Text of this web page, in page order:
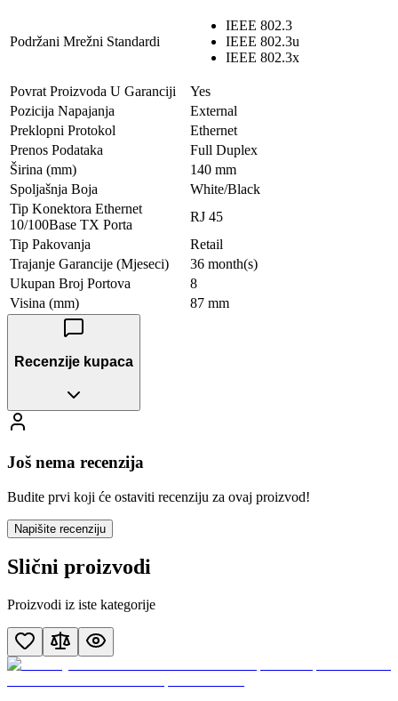
Podržani Mrežni Standardi
IEEE 802.3
IEEE 802.3u
IEEE 802.3x
Povrat Proizvoda U Garanciji
Yes
Pozicija Napajanja
External
Preklopni Protokol
Ethernet
Prenos Podataka
Full Duplex
Širina (mm)
140 mm
Spoljašnja Boja
White/Black
Tip Konektora Ethernet
10/100Base TX Porta
RJ 45
Tip Pakovanja
Retail
Trajanje Garancije (Mjeseci)
36 month(s)
Ukupan Broj Portova
8
Visina (mm)
87 mm
Recenzije kupaca
Još nema recenzija
Budite prvi koji će ostaviti recenziju za ovaj proizvod!
Napišite recenziju
Slični proizvodi
Proizvodi iz iste kategorije